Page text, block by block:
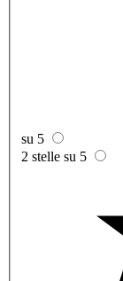
su 5
2 stelle su 5